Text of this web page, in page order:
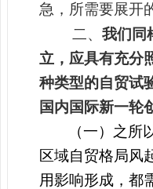
急，所需要展开
二、 我们同
立，应具有充分
种类型的自贸试
国内国际新一轮
（一）之
区域自贸格局风
用影响形成，都